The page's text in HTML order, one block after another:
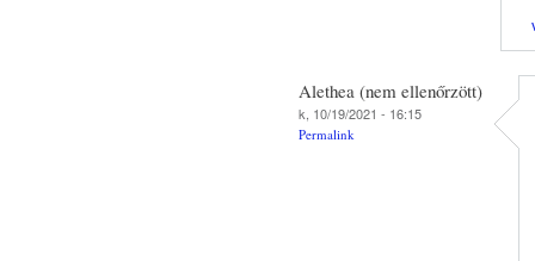
Alethea (nem ellenőrzött)
k, 10/19/2021 - 16:15
Permalink